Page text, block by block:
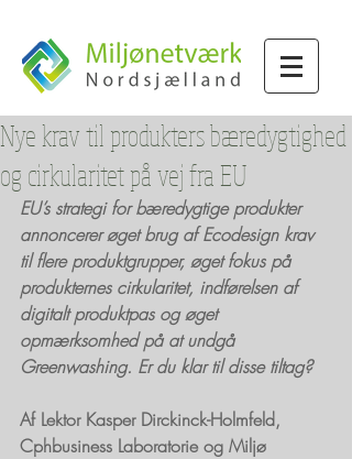
Nye krav til produkters bæredygtighed
og cirkularitet på vej fra EU
EU’s strategi for bæredygtige produkter
annoncerer øget brug af Ecodesign krav
til flere produktgrupper, øget fokus på
produkternes cirkularitet, indførelsen af
digitalt produktpas og øget
opmærksomhed på at undgå
Greenwashing. Er du klar til disse tiltag?
Af Lektor Kasper Dirckinck-Holmfeld,
Cphbusiness Laboratorie og Miljø